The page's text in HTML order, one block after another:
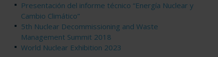
Presentación del informe técnico “Energía Nuclear y
Cambio Climático”
5th Nuclear Decommissioning and Waste
Management Summit 2018
World Nuclear Exhibition 2023